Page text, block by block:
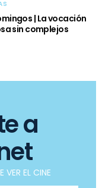
| La vocación
sin complejos
a
VER EL CINE